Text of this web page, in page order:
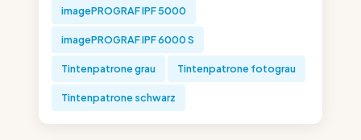
imagePROGRAF IPF 5000
imagePROGRAF IPF 6000 S
Tintenpatrone grau Tintenpatrone fotograu
Tintenpatrone schwarz